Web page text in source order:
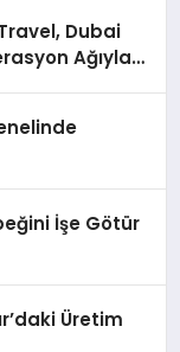
Dubai
Ağıyla
İşe Götür
Üretim